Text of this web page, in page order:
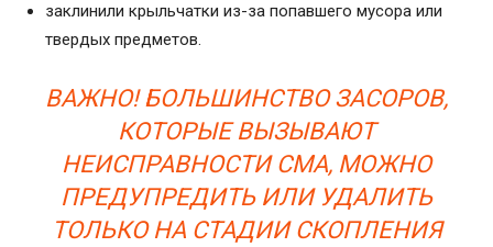
заклинили крыльчатки из-за попавшего мусора или
твердых предметов.
ВАЖНО! БОЛЬШИНСТВО ЗАСОРОВ,
КОТОРЫЕ ВЫЗЫВАЮТ
НЕИСПРАВНОСТИ СМА, МОЖНО
ПРЕДУПРЕДИТЬ ИЛИ УДАЛИТЬ
ТОЛЬКО НА СТАДИИ СКОПЛЕНИЯ